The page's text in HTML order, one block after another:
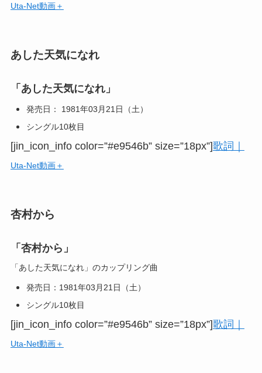
Uta-Net動画＋
あした天気になれ
「あした天気になれ」
発売日： 1981年03月21日（土）
シングル10枚目
[jin_icon_info color=”#e9546b” size=”18px”]歌詞｜
Uta-Net動画＋
杏村から
「杏村から」
「あした天気になれ」のカップリング曲
発売日：1981年03月21日（土）
シングル10枚目
[jin_icon_info color=”#e9546b” size=”18px”]歌詞｜
Uta-Net動画＋